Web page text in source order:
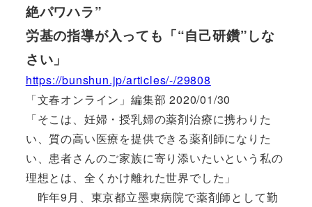
絶パワハラ”
労基の指導が入っても「“自己研鑽”しな
さい」
https://bunshun.jp/articles/-/29808
「文春オンライン」編集部 2020/01/30
「そこは、妊婦・授乳婦の薬剤治療に携わりた
い、質の高い医療を提供できる薬剤師になりた
い、患者さんのご家族に寄り添いたいという私の
理想とは、全くかけ離れた世界でした」
昨年9月、東京都立墨東病院で薬剤師として勤